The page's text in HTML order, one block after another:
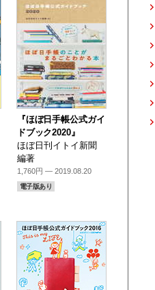
『ほぼ日手帳公式ガイ
ドブック2020』
ほぼ日刊イトイ新聞
編著
1,760円 — 2019.08.20
電子版あり